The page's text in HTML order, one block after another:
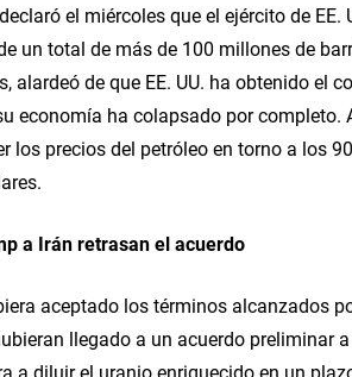
el miércoles que el ejército de
un total de más de 100 millones de
alardeó de que EE. UU. ha obtenido el
economía ha colapsado por completo.
los precios del petróleo en torno a los
a Irán retrasan el acuerdo
aceptado los términos alcanzados
llegado a un acuerdo preliminar
a diluir el uranio enriquecido en un